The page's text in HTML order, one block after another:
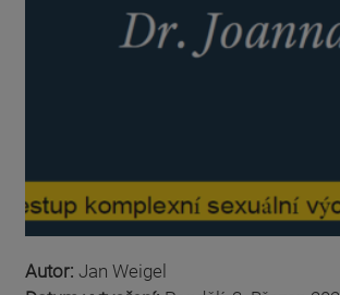
Autor: Jan Weigel